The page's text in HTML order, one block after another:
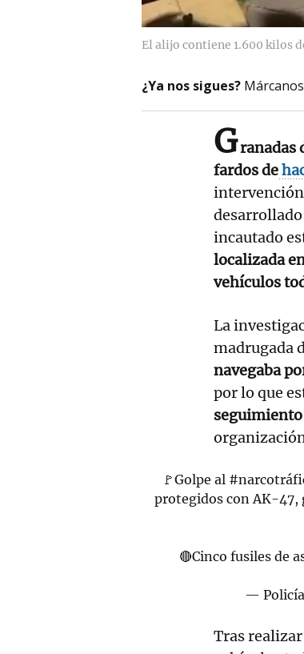
El alijo contiene 1.600 kilos
¿Ya nos sigues?
Granadas
fardos de
incautado
localizada
vehículos
La
madrugada
navegaba
por lo que
🚩Golpe al
protegidos con AK-47,
🔴Cinco fusiles de
—
Tras